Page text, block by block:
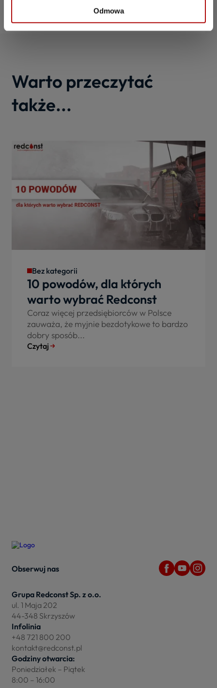
Odmowa
Warto przeczytać
także...
Bez kategorii
10 powodów, dla których
warto wybrać Redconst
Coraz więcej przedsiębiorców w Polsce
zauważa, że myjnie bezdotykowe to bardzo
dobry sposób...
Czytaj
Obserwuj nas
Grupa Redconst Sp. z o.o.
ul. 1 Maja 202
44-348 Skrzyszów
Infolinia
+48 721 800 200
kontakt@redconst.pl
Godziny otwarcia:
Poniedziałek – Piątek
8:00 – 16:00